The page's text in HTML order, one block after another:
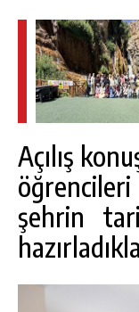
Açılış
şehrin